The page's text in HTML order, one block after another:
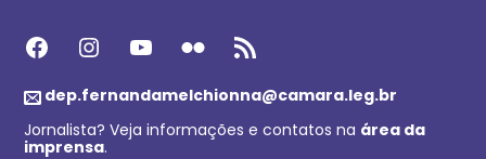
Facebook Instagram Youtube Flickr Feed RSS
dep.fernandamelchionna@camara.leg.br
Jornalista? Veja informações e contatos na área da
imprensa.